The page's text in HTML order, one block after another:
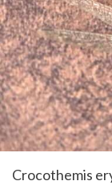
Crocothemis